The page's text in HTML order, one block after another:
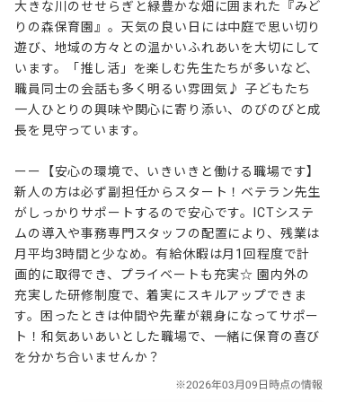
大きな川のせせらぎと緑豊かな畑に囲まれた『みど
りの森保育園』。天気の良い日には中庭で思い切り
遊び、地域の方々との温かいふれあいを大切にして
います。「推し活」を楽しむ先生たちが多いなど、
職員同士の会話も多く明るい雰囲気♪ 子どもたち
一人ひとりの興味や関心に寄り添い、のびのびと成
長を見守っています。
ーー【安心の環境で、いきいきと働ける職場です】
新人の方は必ず副担任からスタート！ベテラン先生
がしっかりサポートするので安心です。ICTシステ
ムの導入や事務専門スタッフの配置により、残業は
月平均3時間と少なめ。有給休暇は月1回程度で計
画的に取得でき、プライベートも充実☆ 園内外の
充実した研修制度で、着実にスキルアップできま
す。困ったときは仲間や先輩が親身になってサポー
ト！和気あいあいとした職場で、一緒に保育の喜び
を分かち合いませんか？